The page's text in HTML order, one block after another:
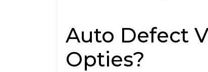
Auto Defect
Opties?